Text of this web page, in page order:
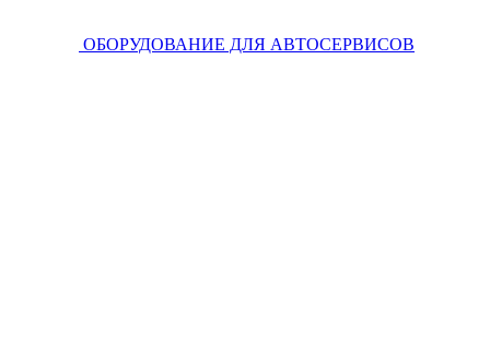
ОБОРУДОВАНИЕ ДЛЯ АВТОСЕРВИСОВ